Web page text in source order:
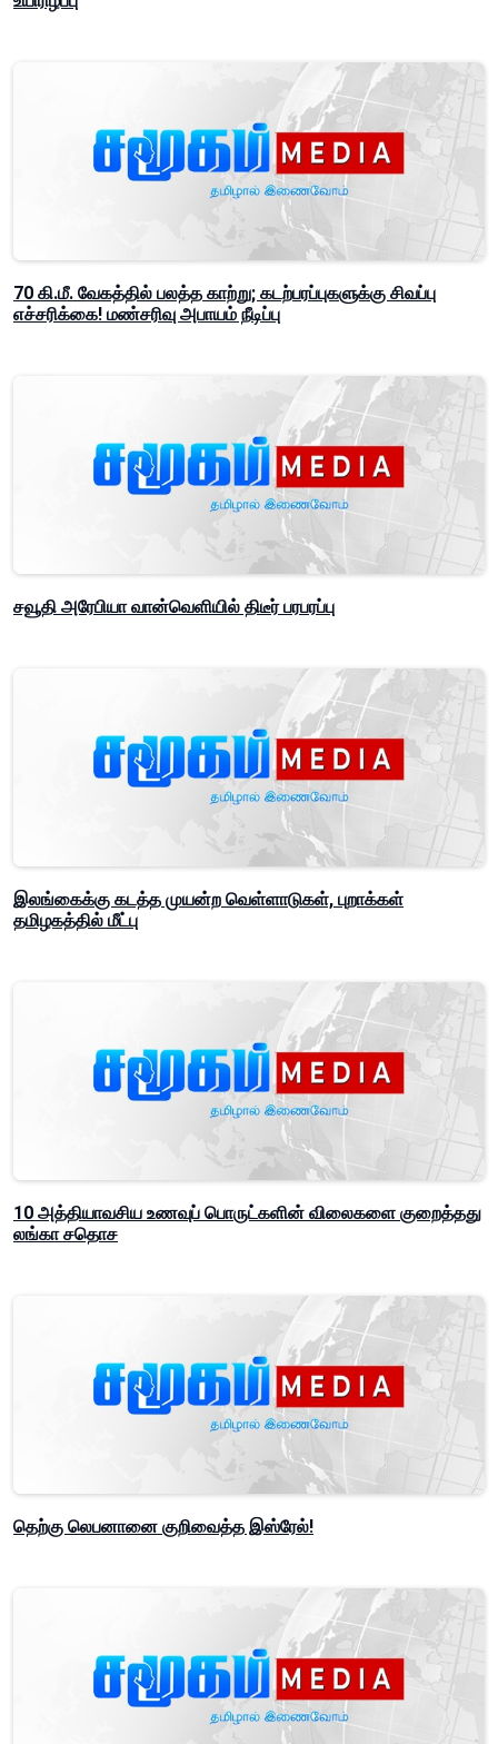
70 கி.மீ. வேகத்தில் பலத்த காற்று; கடற்பரப்புகளுக்கு சிவப்பு
எச்சரிக்கை! மண்சரிவு அபாயம் நீடிப்பு
சவூதி அரேபியா வான்வெளியில் திடீர் பரபரப்பு
இலங்கைக்கு கடத்த முயன்ற வெள்ளாடுகள், புறாக்கள்
தமிழகத்தில் மீட்பு
10 அத்தியாவசிய உணவுப் பொருட்களின் விலைகளை குறைத்தது
லங்கா சதொச
தெற்கு லெபனானை குறிவைத்த இஸ்ரேல்!